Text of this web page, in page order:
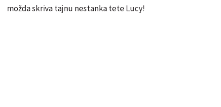
možda skriva tajnu nestanka tete Lucy!